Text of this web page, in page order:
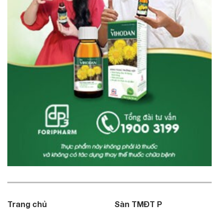
Trang chủ Sàn TMĐT P